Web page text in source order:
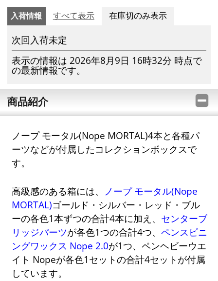
入荷情報 すべて表示 在庫切のみ表示
次回入荷未定
表示の情報は 2026年8月9日 16時32分 時点で
の最新情報です。
商品紹介
ノープ モータル(Nope MORTAL)4本と各種パ
ーツなどが付属したコレクションボックスで
す。
高級感のある箱には、
ノープ モータル(Nope
MORTAL)ゴールド・シルバー・レッド・ブル
ーの各色1本ずつの合計4本に加え、 センターブ
リッジパーツが各色1つの合計4つ、ペンスピニ
ングワックス Nope 2.0が1つ、ペンヘビーウエ
イト Nopeが各色1セットの合計4セットが付属
しています。